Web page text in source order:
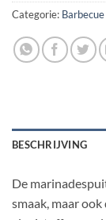
Categorie:
BESCHRIJVING
De
smaak, maar